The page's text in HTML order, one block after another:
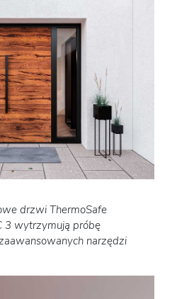
drzwi ThermoSafe
3 wytrzymują próbę
narzędzi